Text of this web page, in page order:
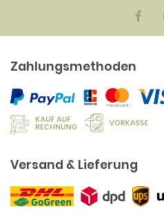
Zahlungsmethoden
Versand & Lieferung